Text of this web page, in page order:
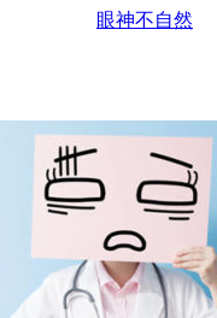
眼神不自然